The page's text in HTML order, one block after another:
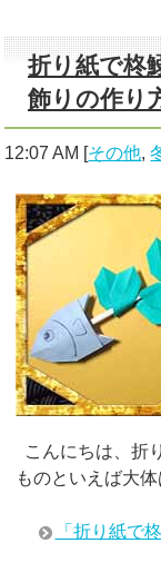
折り紙で柊
飾りの作り
12:07 AM [その他,
こんにちは、折
ものといえば大
「折り紙で